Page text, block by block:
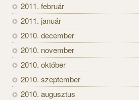
2011. február
2011. január
2010. december
2010. november
2010. október
2010. szeptember
2010. augusztus